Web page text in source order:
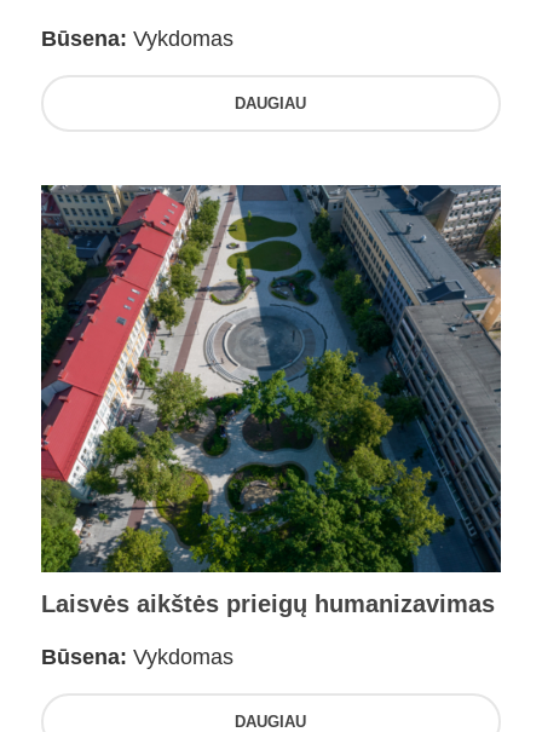
Būsena: Vykdomas
DAUGIAU
Laisvės aikštės prieigų humanizavimas
Būsena: Vykdomas
DAUGIAU